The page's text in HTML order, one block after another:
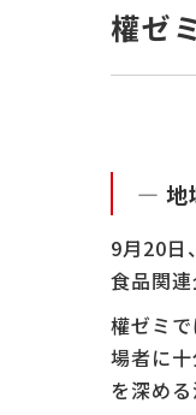
權ゼ
― 地
9月20日
食品関
權ゼミ
場者に
を深める